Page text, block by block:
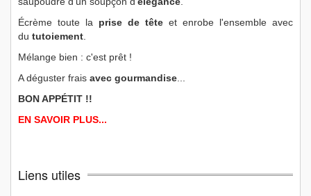
Écrème toute la prise de tête et enrobe l'ensemble avec
du tutoiement.
Mélange bien : c'est prêt !
A déguster frais avec gourmandise...
BON APPÉTIT !!
EN SAVOIR PLUS...
Liens utiles